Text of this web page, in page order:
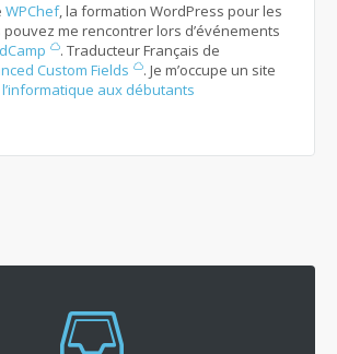
WPChef, la formation WordPress pour les
me rencontrer lors d’événements
. Traducteur Français de
Custom Fields
. Je m’occupe un site
aux débutants